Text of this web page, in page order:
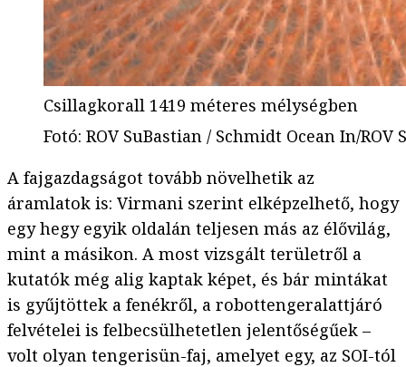
Csillagkorall 1419 méteres mélységben
Fotó: ROV SuBastian / Schmidt Ocean In/
A fajgazdagságot tovább növelhetik az
áramlatok is: Virmani szerint elképzelhető, hogy
egy hegy egyik oldalán teljesen más az élővilág,
mint a másikon. A most vizsgált területről a
kutatók még alig kaptak képet, és bár mintákat
is gyűjtöttek a fenékről, a robottengeralattjáró
felvételei is felbecsülhetetlen jelentőségűek –
volt olyan tengerisün-faj, amelyet egy, az SOI-tól